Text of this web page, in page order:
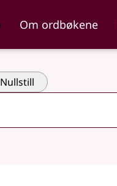
Om ordbøkene
Nullstill